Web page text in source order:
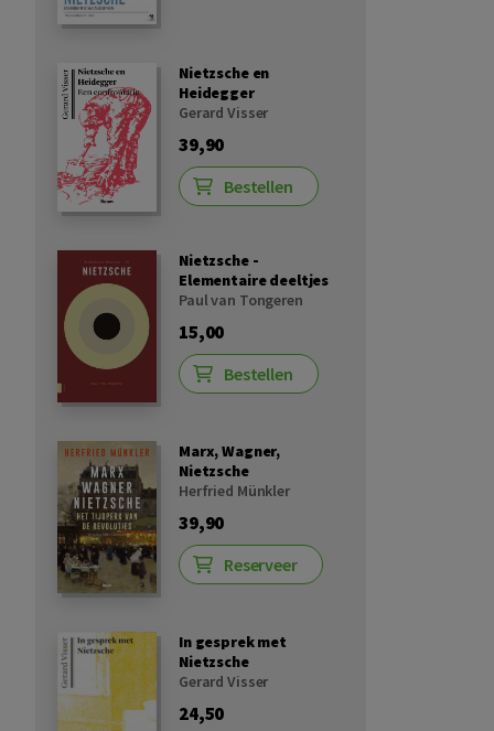
Nietzsche en
Heidegger
Gerard Visser
39,90
Bestellen
Nietzsche -
Elementaire deeltjes
Paul van Tongeren
15,00
Bestellen
Marx, Wagner,
Nietzsche
Herfried Münkler
39,90
Reserveer
In gesprek met
Nietzsche
Gerard Visser
24,50